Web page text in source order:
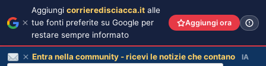
Aggiungi corrieredisciacca.it alle
tue fonti preferite su Google per
restare sempre informato
Aggiungi ora
Entra nella community - ricevi le notizie che contano IA